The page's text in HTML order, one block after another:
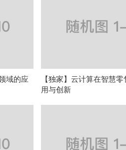
域的应
【独家】云计算在智慧
用与创新